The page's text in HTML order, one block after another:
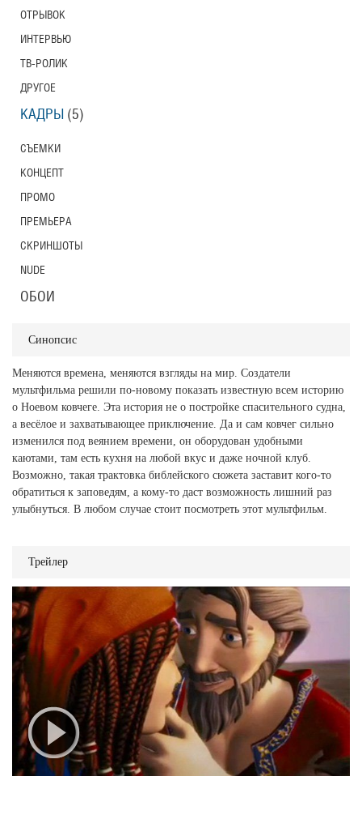
Синопсис
Меняются времена, меняются взгляды на мир. Создатели
мультфильма решили по-новому показать известную всем историю
о Ноевом ковчеге. Эта история не о постройке спасительного судна,
а весёлое и захватывающее приключение. Да и сам ковчег сильно
изменился под веянием времени, он оборудован удобными
каютами, там есть кухня на любой вкус и даже ночной клуб.
Возможно, такая трактовка библейского сюжета заставит кого-то
обратиться к заповедям, а кому-то даст возможность лишний раз
улыбнуться. В любом случае стоит посмотреть этот мультфильм.
Трейлер
ОТРЫВОК
ИНТЕРВЬЮ
ТВ-РОЛИК
ДРУГОЕ
КАДРЫ (5)
СЪЕМКИ
КОНЦЕПТ
ПРОМО
ПРЕМЬЕРА
СКРИНШОТЫ
NUDE
ОБОИ